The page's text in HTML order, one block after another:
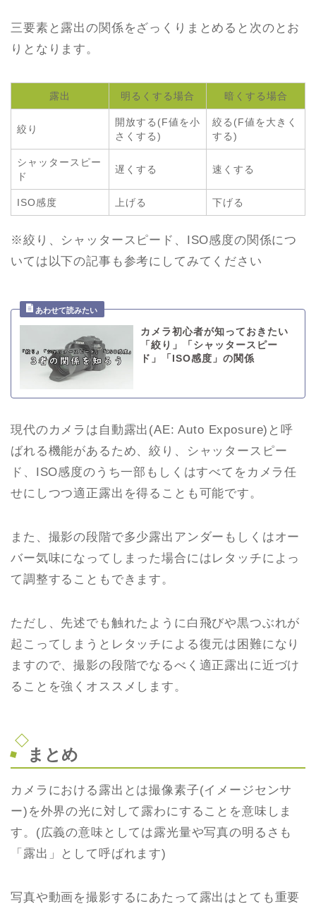
三要素と露出の関係をざっくりまとめると次のとお
りとなります。
露出 明るくする場合 暗くする場合
絞り
開放する(F値を小
さくする)
絞る(F値を大きく
する)
シャッタースピー
ド
遅くする 速くする
ISO感度 上げる 下げる
※絞り、シャッタースピード、ISO感度の関係につ
いては以下の記事も参考にしてみてください
カメラ初心者が知っておきたい
「絞り」「シャッタースピー
ド」「ISO感度」の関係
現代のカメラは自動露出(AE: Auto Exposure)と呼
ばれる機能があるため、絞り、シャッタースピー
ド、ISO感度のうち一部もしくはすべてをカメラ任
せにしつつ適正露出を得ることも可能です。
また、撮影の段階で多少露出アンダーもしくはオー
バー気味になってしまった場合にはレタッチによっ
て調整することもできます。
ただし、先述でも触れたように白飛びや黒つぶれが
起こってしまうとレタッチによる復元は困難になり
ますので、撮影の段階でなるべく適正露出に近づけ
ることを強くオススメします。
まとめ
カメラにおける露出とは撮像素子(イメージセンサ
ー)を外界の光に対して露わにすることを意味しま
す。(広義の意味としては露光量や写真の明るさも
「露出」として呼ばれます)
写真や動画を撮影するにあたって露出はとても重要